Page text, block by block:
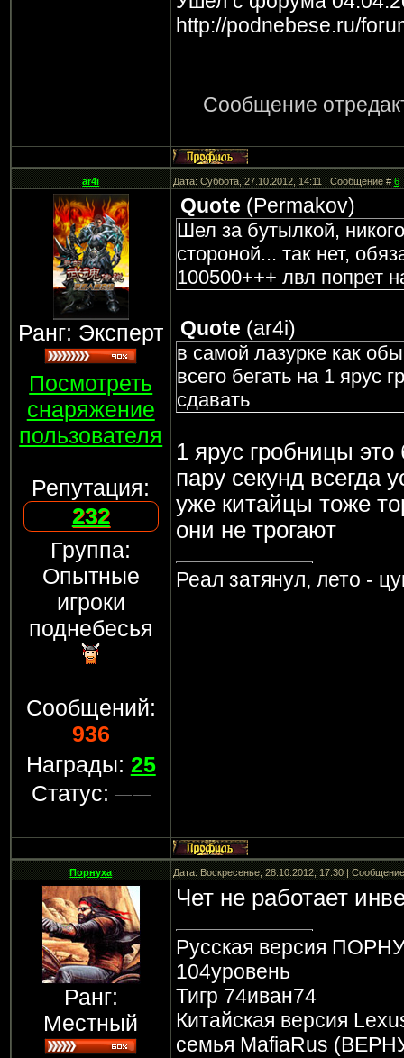
http://podnebese.ru/
Сообщение
ar4i Дата: Суббота, 27.10.2012, 14:11 | Сообщение #6
Ранг: Эксперт
Посмотреть
снаряжение
пользователя
Репутация:
232
Группа:
Опытные
игроки
поднебесья
Сообщений:
936
Награды: 25
Статус:
Quote (Permakov)
Шел за бутылкой,
стороной... так нет,
100500+++ лвл попрет
Quote (ar4i)
в самой лазурке как
всего бегать на 1 ярус
сдавать
1 ярус гробницы это
пару секунд всегда
уже китайцы тоже
они не трогают
Реал затянул, лето -
Порнуха Дата: Воскресенье, 28.10.2012, 17:30 |
Ранг:
Местный
Чет не работает
Русская версия
104уровень
Тигр 74иван74
Китайская версия
семья MafiaRus